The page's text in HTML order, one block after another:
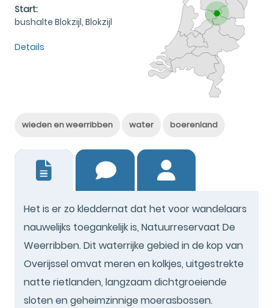
Start:
bushalte Blokzijl, Blokzijl
Details
wieden en weerribben water boerenland
Het is er zo kleddernat dat het voor wandelaars
nauwelijks toegankelijk is, Natuurreservaat De
Weerribben. Dit waterrijke gebied in de kop van
Overijssel omvat meren en kolkjes, uitgestrekte
natte rietlanden, langzaam dichtgroeiende
sloten en geheimzinnige moerasbossen.